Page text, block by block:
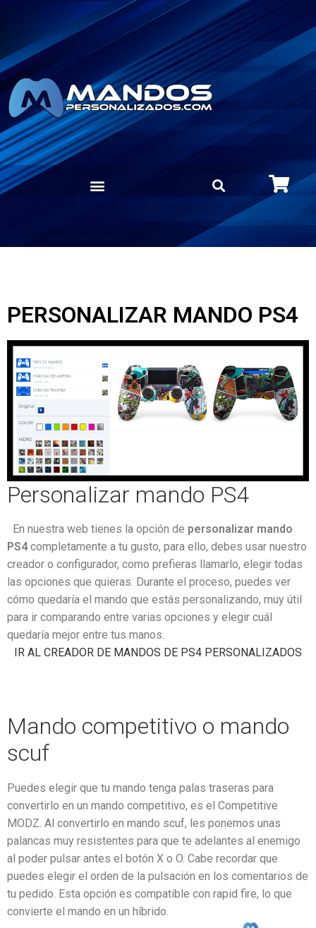
PERSONALIZAR MANDO PS4
Personalizar mando PS4
En nuestra web tienes la opción de personalizar mando
PS4completamente a tu gusto, para ello, debes usar nuestro
creador o configurador, como prefieras llamarlo, elegir todas
las opciones que quieras. Durante el proceso, puedes ver
cómo quedaría el mando que estás personalizando, muy útil
para ir comparando entre varias opciones y elegir cuál
quedaría mejor entre tus manos.
IR AL CREADOR DE MANDOS DE PS4 PERSONALIZADOS
Mando competitivo o mando
scuf
Puedes elegir que tu mando tenga palas traseras para
convertirlo en un mando competitivo, es el Competitive
MODZ. Al convertirlo en mando scuf, les ponemos unas
palancas muy resistentes para que te adelantes al enemigo
al poder pulsar antes el botón X o O. Cabe recordar que
puedes elegir el orden de la pulsación en los comentarios de
tu pedido. Esta opción es compatible con rapid fire, lo que
convierte el mando en un híbrido.